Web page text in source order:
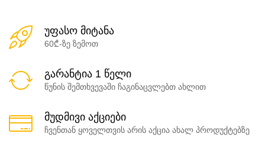
უფასო მიტანა
60₾-ზე ზემოთ
გარანტია 1 წელი
წუნის შემთხვევაში ჩაგინაცვლებთ ახლით
მუდმივი აქციები
ჩვენთან ყოველთვის არის აქცია ახალ პროდუქტებზე